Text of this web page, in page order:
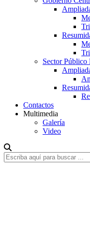
Sector Público
Contactos
Multimedia
Galería
Video